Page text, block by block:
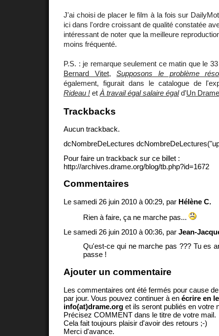
J'ai choisi de placer le film à la fois sur
ici dans l'ordre croissant de qualité constatée
intéressant de noter que la meilleure
moins fréquenté.
P.S. : je remarque seulement ce matin que le
Bernard Vitet,Supposons le problème
également, figurait dans le catalogue de
Rideau ! et À travail égal salaire égald'Un
Trackbacks
Aucun trackback.
dcNombreDeLectures
Pour faire un trackback sur ce billet :
http://archives.drame.org/blog/tb.php?id=1672
Commentaires
Le samedi 26 juin 2010 à 00:29, par Hélène C.
Rien à faire, ça ne marche pas...
Le samedi 26 juin 2010 à 00:36, par Jean-
Qu'est-ce qui ne marche pas ??? Tu es
passe !
Ajouter un commentaire
Les commentaires ont été fermés pour cause
par jour. Vous pouvez continuer à en écrire en
info(at)drame.org et ils seront publiés en votre
Précisez COMMENT dans le titre de votre mail.
Cela fait toujours plaisir d'avoir des retours ;-)
Merci d'avance.